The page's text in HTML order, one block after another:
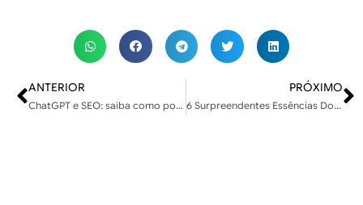
ANTERIOR
ChatGPT e SEO: saiba como podem trabalhar juntos
PRÓXIMO
6 Surpreendentes Essências Do Copywriting Para Conquistar Sua Audiência